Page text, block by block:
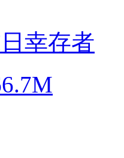
幸存者